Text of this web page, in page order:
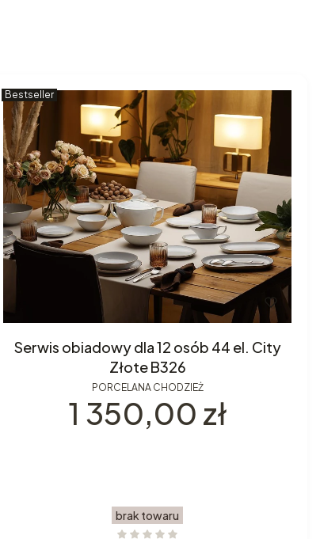
Bestseller
Serwis obiadowy dla 12 osób 44 el. City
Złote B326
PORCELANA CHODZIEŻ
Cena
1 350,00 zł
brak towaru